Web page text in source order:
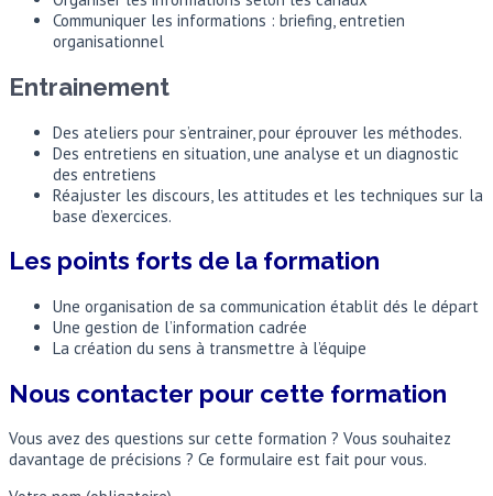
Communiquer les informations : briefing, entretien
organisationnel
Entrainement
Des ateliers pour s’entrainer, pour éprouver les méthodes.
Des entretiens en situation, une analyse et un diagnostic
des entretiens
Réajuster les discours, les attitudes et les techniques sur la
base d’exercices.
Les points forts de la formation
Une organisation de sa communication établit dés le départ
Une gestion de l’information cadrée
La création du sens à transmettre à l’équipe
Nous contacter pour cette formation
Vous avez des questions sur cette formation ? Vous souhaitez
davantage de précisions ? Ce formulaire est fait pour vous.